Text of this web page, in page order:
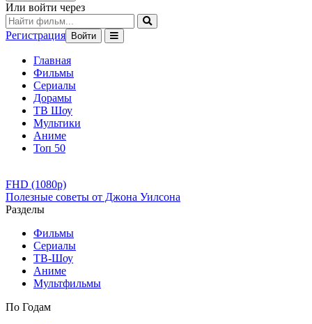
Или войти через
Регистрация Войти
Главная
Фильмы
Сериалы
Дорамы
ТВ Шоу
Мультики
Аниме
Топ 50
FHD (1080p)
Полезные советы от Джона Уилсона
Разделы
Фильмы
Сериалы
ТВ-Шоу
Аниме
Мультфильмы
По Годам